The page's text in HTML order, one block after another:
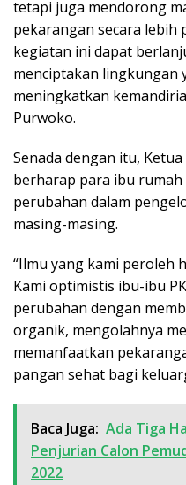
tetapi juga mendorong
pekarangan secara lebih
kegiatan ini dapat
menciptakan lingkungan
meningkatkan
Purwoko.
Senada dengan itu,
berharap para ibu
perubahan dalam
masing-masing.
“Ilmu yang kami peroleh
Kami optimistis ibu-ibu
perubahan dengan
organik, mengolahnya
memanfaatkan
pangan sehat bagi
Baca Juga: Ada Tiga
Penjurian Calon
2022